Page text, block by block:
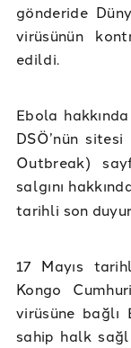
gönderide
virüsünün
edildi.
Ebola
DSÖ’nün sitesi
Outbreak)
salgını
tarihli son
17 Mayıs
Kongo
virüsüne bağlı
sahip halk